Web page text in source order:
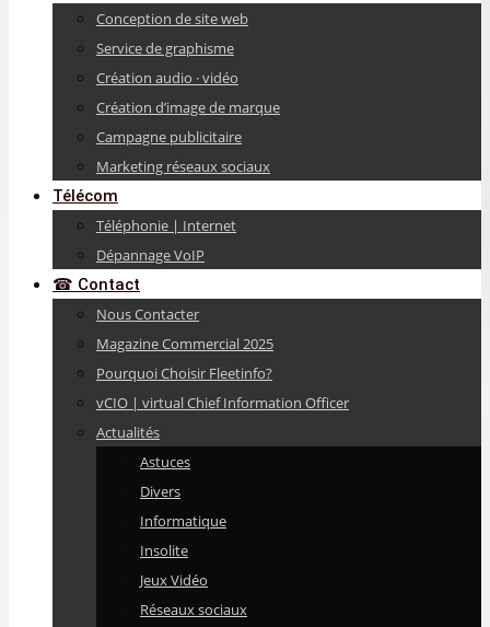
Conception de site web
Service de graphisme
Création audio · vidéo
Création d’image de marque
Campagne publicitaire
Marketing réseaux sociaux
Télécom
Téléphonie | Internet
Dépannage VoIP
☎ Contact
Nous Contacter
Magazine Commercial 2025
Pourquoi Choisir Fleetinfo?
vCIO | virtual Chief Information Officer
Actualités
Astuces
Divers
Informatique
Insolite
Jeux Vidéo
Réseaux sociaux